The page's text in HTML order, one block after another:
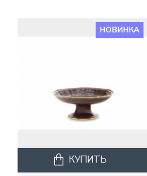
НОВИНКА
КУПИТЬ